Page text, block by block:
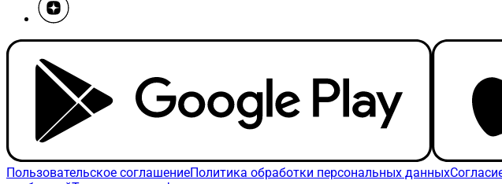
Пользовательское соглашениеПолитика обработки персональных данных